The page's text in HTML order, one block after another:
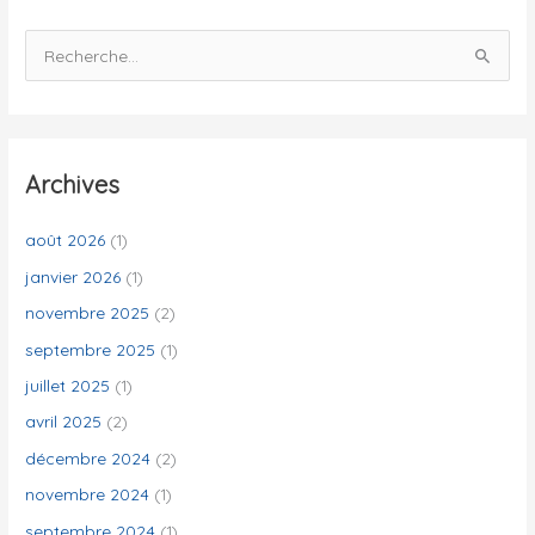
e
e
c
h
:
Archives
août 2026 (1)
janvier 2026 (1)
novembre 2025 (2)
septembre 2025 (1)
juillet 2025 (1)
avril 2025 (2)
décembre 2024 (2)
novembre 2024 (1)
septembre 2024 (1)